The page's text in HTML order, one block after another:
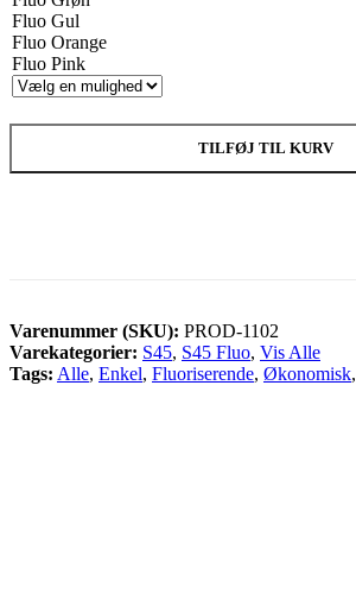
Fluo Gul
Fluo Orange
Fluo Pink
TILFØJ TIL KURV
Varenummer (SKU): PROD-1102
Varekategorier: S45, S45 Fluo, Vis Alle
Tags: Alle, Enkel, Fluoriserende, Økonomisk,